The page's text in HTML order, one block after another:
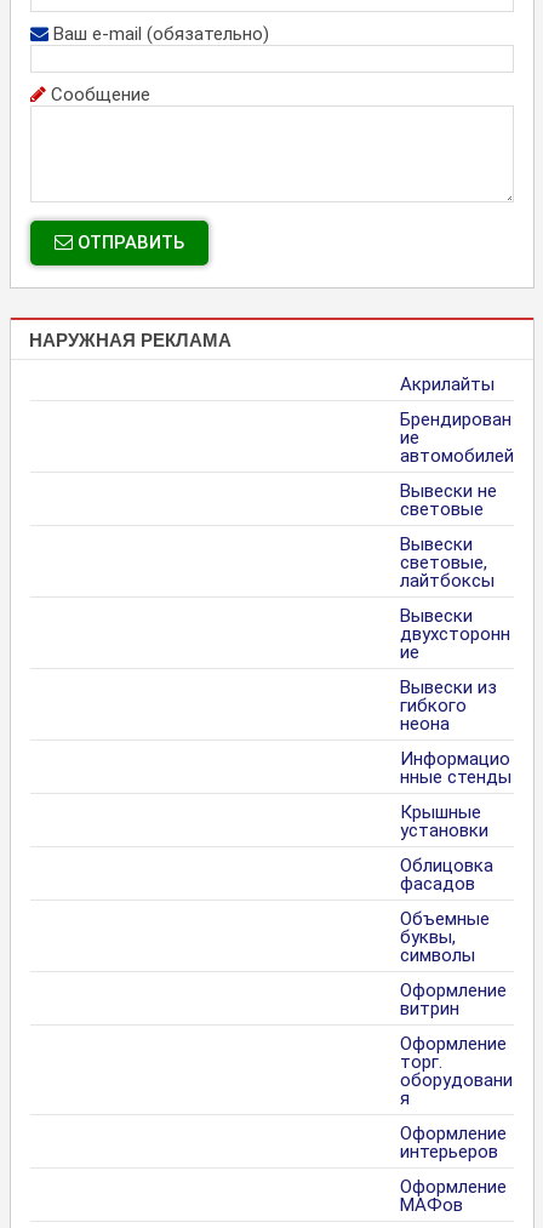
Ваш e-mail (обязательно)
Сообщение
ОТПРАВИТЬ
НАРУЖНАЯ РЕКЛАМА
Акрилайты
Брендирован
ие
автомобилей
Вывески не
световые
Вывески
световые,
лайтбоксы
Вывески
двухсторонн
ие
Вывески из
гибкого
неона
Информацио
нные стенды
Крышные
установки
Облицовка
фасадов
Объемные
буквы,
символы
Оформление
витрин
Оформление
торг.
оборудовани
я
Оформление
интерьеров
Оформление
МАФов